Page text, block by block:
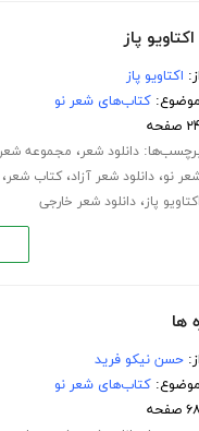
پاز
از: اکتاویو پاز
موضوع:کتاب‌های شعر نو
صفحه
دانلود شعر، مجموعه شعر
نو،دانلود شعر آزاد،کتاب شعر
اکتاویو پاز،دانلود شعر خارجی
ها
از:حسن نیکو فرید
موضوع:کتاب‌های شعر نو
صفحه